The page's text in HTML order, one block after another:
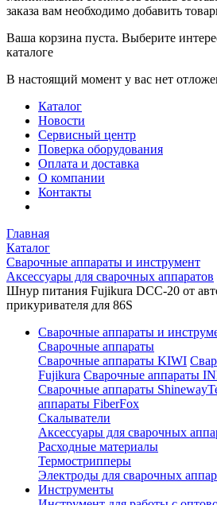
заказа вам необходимо добавить
Ваша корзина пуста. Выберите
каталоге
В настоящий момент у вас нет
Каталог
Новости
Сервисный центр
Поверка оборудования
Оплата и доставка
О компании
Контакты
Главная
Каталог
Сварочные аппараты и инструмент
Аксессуары для сварочных аппаратов
Шнур питания Fujikura DCC-20 от
прикуривателя для 86S
Сварочные аппараты и
Сварочные аппараты
Сварочные аппараты KIWI
Fujikura Сварочные аппараты
Сварочные аппараты
аппараты FiberFox
Скалыватели
Аксессуары для сварочных
Расходные материалы
Термострипперы
Электроды для сварочных
Инструменты